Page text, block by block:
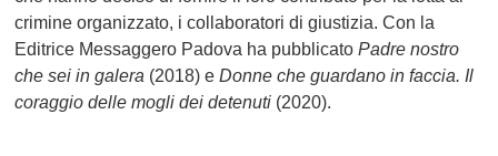
crimine organizzato, i collaboratori di giustizia. Con la
Editrice Messaggero Padova ha pubblicatoPadre nostro
che sei in galera (2018) e Donne che guardano in faccia. Il
coraggio delle mogli dei detenuti (2020).